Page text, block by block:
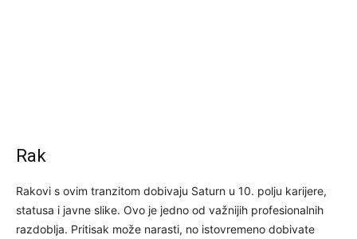
Rak
Rakovi s ovim tranzitom dobivaju Saturn u 10. polju karijere,
statusa i javne slike. Ovo je jedno od važnijih profesionalnih
razdoblja. Pritisak može narasti, no istovremeno dobivate